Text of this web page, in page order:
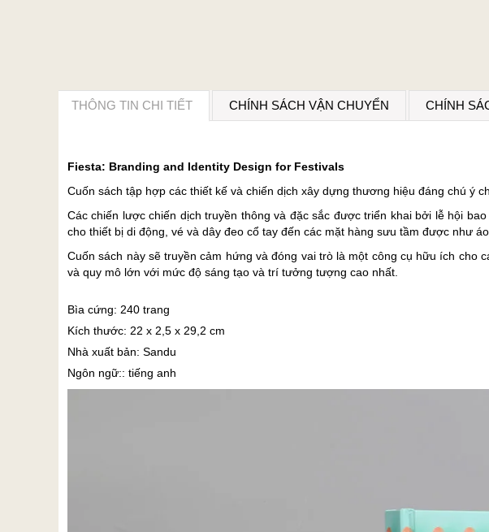
THÔNG TIN CHI TIẾT CHÍNH SÁCH VẬN CHUYỂN CHÍNH
Fiesta: Branding and Identity Design for Festivals
Cuốn sách tập hợp các thiết kế và chiến dịch xây dựng thương hiệu đáng chú ý
Các chiến lược chiến dịch truyền thông và đặc sắc được triển khai bởi lễ hội
cho thiết bị di động, vé và dây đeo cổ tay đến các mặt hàng sưu tầm được như
Cuốn sách này sẽ truyền cảm hứng và đóng vai trò là một công cụ hữu ích
và quy mô lớn với mức độ sáng tạo và trí tưởng tượng cao nhất.
Bìa cứng: 240 trang
Kích thước: 22 x 2,5 x 29,2 cm
Nhà xuất bản: Sandu
Ngôn ngữ:: tiếng anh